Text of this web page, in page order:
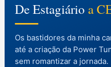
De Estagiário a
Os bastidores da minha
até a criação da Power
sem romantizar a jornada.